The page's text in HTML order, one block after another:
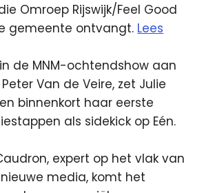
Omroep Rijswijk/Feel Good
gemeente ontvangt. Lees
de MNM-ochtendshow aan
Van de Veire, zet Julie
binnenkort haar eerste
als sidekick op Eén.
expert op het vlak van
media, komt het